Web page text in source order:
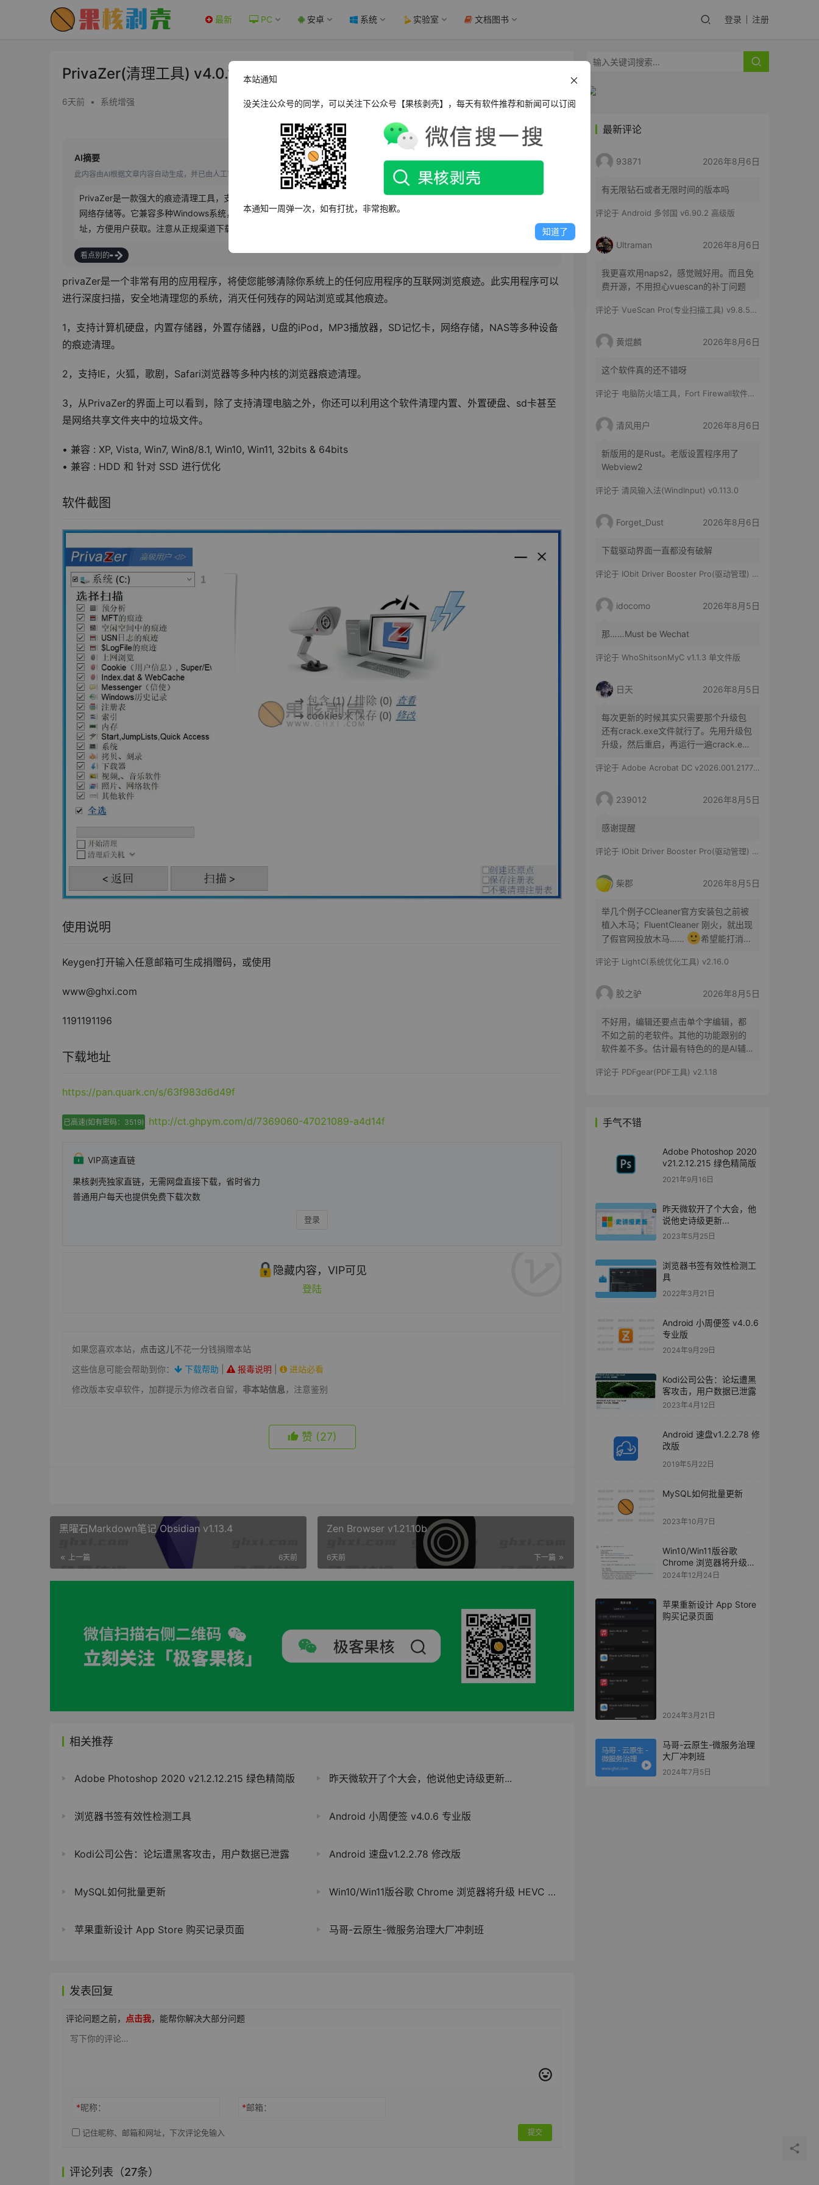
最新 PC 安卓 系统 实验室 文档图书 登录 注册
PrivaZer(清理工具) v4.0.125.0 官方中文版 - 果核剥壳
6天前 • 系统增强
AI摘要
此内容由AI根据文章内容自动生成，并已由人工审核
PrivaZer是一款强大的痕迹清理工具，支持多种设备和浏览器，可深度扫描并安全清理系统痕迹，包括硬盘、U盘、SD卡及
网络存储等。它兼容多种Windows系统，针对SSD进行优化。软件界面友好，操作简便。提供捐赠码生成器及多个下载地
址，方便用户获取。注意从正规渠道下载，确保软件安全。
看点别的
privaZer是一个非常有用的应用程序，将使您能够清除你系统上的任何应用程序的互联网浏览痕迹。此实用程序可以
进行深度扫描，安全地清理您的系统，消灭任何残存的网站浏览或其他痕迹。
1，支持计算机硬盘，内置存储器，外置存储器，U盘的iPod，MP3播放器，SD记忆卡，网络存储，NAS等多种设备
的痕迹清理。
2，支持IE，火狐，歌剧，Safari浏览器等多种内核的浏览器痕迹清理。
3，从PrivaZer的界面上可以看到，除了支持清理电脑之外，你还可以利用这个软件清理内置、外置硬盘、sd卡甚至
是网络共享文件夹中的垃圾文件。
• 兼容 : XP, Vista, Win7, Win8/8.1, Win10, Win11, 32bits & 64bits
• 兼容 : HDD 和 针对 SSD 进行优化
软件截图
使用说明
Keygen打开输入任意邮箱可生成捐赠码，或使用
www@ghxi.com
1191191196
下载地址
https://pan.quark.cn/s/63f983d6d49f
已高速(如有密码：3519) http://ct.ghpym.com/d/7369060-47021089-a4d14f
VIP高速直链
果核剥壳独家直链，无需网盘直接下载，省时省力
普通用户每天也提供免费下载次数
登录
隐藏内容，VIP可见
登陆
如果您喜欢本站， 点击这儿不花一分钱捐赠本站
这些信息可能会帮助到你：
下载帮助 报毒说明
进站必看
修改版本安卓软件，加群提示为修改者自留， 非本站信息，注意鉴别
赞 (27)
黑曜石Markdown笔记 Obsidian v1.13.4
上一篇 6天前
Zen Browser v1.21.10b
下一篇
6天前
相关推荐
Adobe Photoshop 2020 v21.2.12.215 绿色精简版 昨天微软开了个大会，他说他史诗级更新...
浏览器书签有效性检测工具 Android 小周便签 v4.0.6 专业版
Kodi公司公告：论坛遭黑客攻击，用户数据已泄露 Android 速盘v1.2.2.78 修改版
MySQL如何批量更新 Win10/Win11版谷歌 Chrome 浏览器将升级 HEVC 编码
苹果重新设计 App Store 购买记录页面 马哥-云原生-微服务治理大厂冲刺班
发表回复
评论问题之前， 点击我，能帮你解决大部分问题
*昵称： *邮箱：
记住昵称、邮箱和网址，下次评论免输入 提交
评论列表（27条）
最新评论
93871 2026年8月6日
有无限钻石或者无限时间的版本吗
评论于 Android 多邻国 v6.90.2 高级版
Ultraman 2026年8月6日
我更喜欢用naps2，感觉贼好用。而且免
费开源，不用担心vuescan的补丁问题
评论于 VueScan Pro(专业扫描工具) v9.8.56.11 修改版
黄焜麟 2026年8月6日
这个软件真的还不错呀
评论于 电脑防火墙工具，Fort Firewall软件体验
清风用户 2026年8月6日
新版用的是Rust。老版设置程序用了
Webview2
评论于 清风输入法(WindInput) v0.113.0
Forget_Dust 2026年8月6日
下载驱动界面一直都没有破解
评论于 IObit Driver Booster Pro(驱动管理) v13.6.0.438 便携修改版
idocomo 2026年8月5日
那……Must be Wechat
评论于 WhoShitsonMyC v1.1.3 单文件版
日天 2026年8月5日
每次更新的时候其实只需要那个升级包
还有crack.exe文件就行了。先用升级包
升级，然后重启，再运行一遍crack.exe
评论于 Adobe Acrobat DC v2026.001.21779 特别版
239012 2026年8月5日
感谢提醒
评论于 IObit Driver Booster Pro(驱动管理) v13.6.0.438 便携修改版
柴郡 2026年8月5日
举几个例子CCleaner官方安装包之前被
植入木马；FluentCleaner 刚火，就出现
了假官网投放木马……
希望能打消你
评论于 LightC(系统优化工具) v2.16.0
胶之驴 2026年8月5日
不好用，编辑还要点击单个字编辑，都
不如之前的老软件。其他的功能跟别的
软件差不多。估计最有特色的的是AI辅
评论于 PDFgear(PDF工具) v2.1.18
手气不错
Adobe Photoshop 2020
v21.2.12.215 绿色精简版
2021年9月16日
昨天微软开了个大会，他
说他史诗级更新...
2023年5月25日
浏览器书签有效性检测工
具
2022年3月21日
Android 小周便签 v4.0.6
专业版
2024年9月29日
Kodi公司公告：论坛遭黑
客攻击，用户数据已泄露
2023年4月12日
Android 速盘v1.2.2.78 修
改版
2019年5月22日
MySQL如何批量更新
2023年10月7日
Win10/Win11版谷歌
Chrome 浏览器将升级
HEVC 编码
2024年12月24日
苹果重新设计 App Store
购买记录页面
2024年3月21日
马哥-云原生-微服务治理
大厂冲刺班
2024年7月5日
本站通知
没关注公众号的同学，可以关注下公众号【果核剥壳】，每天有软件推荐和新闻可以订阅
本通知一周弹一次，如有打扰，非常抱歉。
知道了